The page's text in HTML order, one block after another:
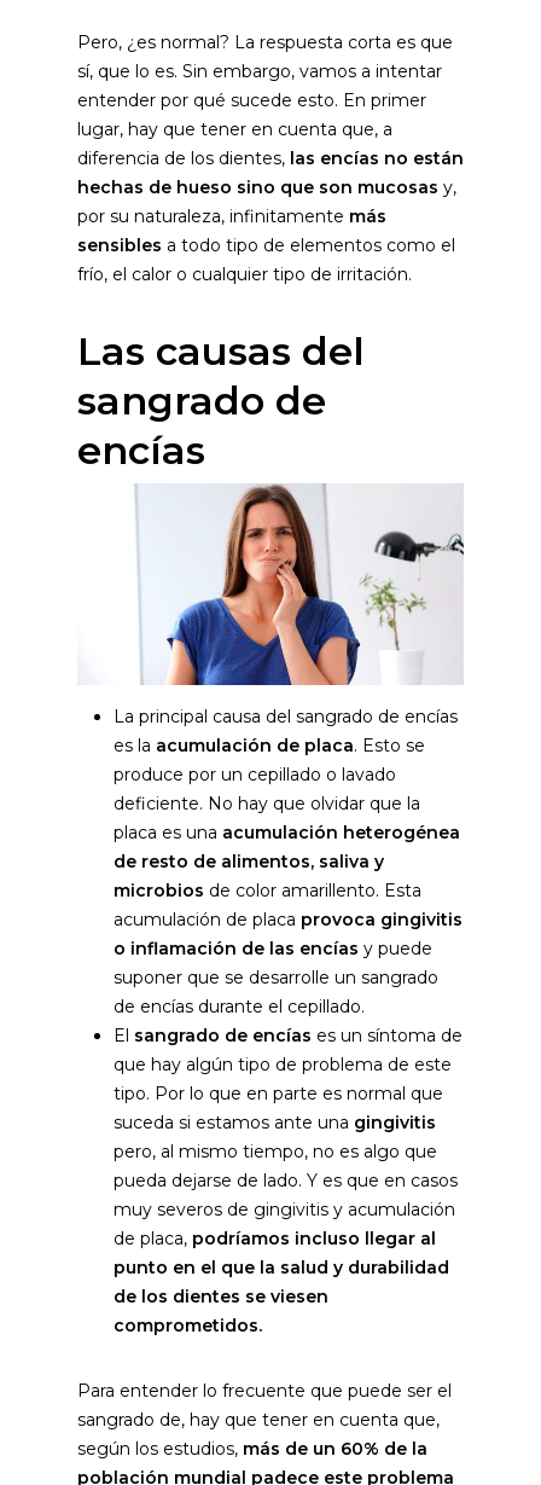
Pero, ¿es normal? La respuesta corta es que
sí, que lo es. Sin embargo, vamos a intentar
entender por qué sucede esto. En primer
lugar, hay que tener en cuenta que, a
diferencia de los dientes, las encías no están
hechas de hueso sino que son mucosas y,
por su naturaleza, infinitamente más
sensibles a todo tipo de elementos como el
frío, el calor o cualquier tipo de irritación.
Las causas del
sangrado de
encías
La principal causa del sangrado de encías
es la acumulación de placa. Esto se
produce por un cepillado o lavado
deficiente. No hay que olvidar que la
placa es una acumulación heterogénea
de resto de alimentos, saliva y
microbios de color amarillento. Esta
acumulación de placa provoca gingivitis
o inflamación de las encías y puede
suponer que se desarrolle un sangrado
de encías durante el cepillado.
El sangrado de encías es un síntoma de
que hay algún tipo de problema de este
tipo. Por lo que en parte es normal que
suceda si estamos ante una gingivitis
pero, al mismo tiempo, no es algo que
pueda dejarse de lado. Y es que en casos
muy severos de gingivitis y acumulación
de placa, podríamos incluso llegar al
punto en el que la salud y durabilidad
de los dientes se viesen
comprometidos.
Para entender lo frecuente que puede ser el
sangrado de, hay que tener en cuenta que,
según los estudios, más de un 60% de la
población mundial padece este problema